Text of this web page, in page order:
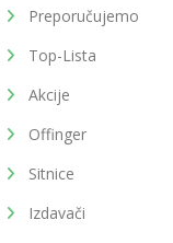
Preporučujemo
Top-Lista
Akcije
Offinger
Sitnice
Izdavači